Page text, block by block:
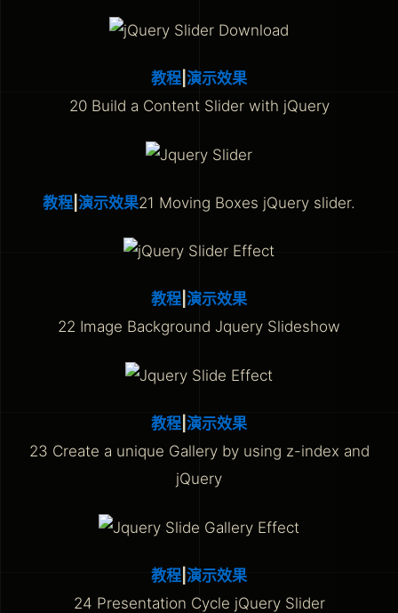
教程 演示效果
20 Build a Content Slider with jQuery
教程 演示效果21 Moving Boxes jQuery slider.
教程 演示效果
22 Image Background Jquery Slideshow
教程 演示效果
23 Create a unique Gallery by using z-index and
jQuery
教程 演示效果
24 Presentation Cycle jQuery Slider